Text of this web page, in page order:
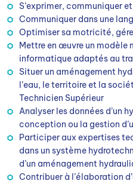
S’exprimer, communiquer
Communiquer dans une
Optimiser sa motricité,
Mettre en œuvre un modèle
informatique adaptés au
Situer un aménagement
l’eau, le territoire et la
Technicien Supérieur
Analyser les données d’un
conception ou la gestion
Participer aux expertises
dans un système
d’un aménagement
Contribuer à l’élaboration